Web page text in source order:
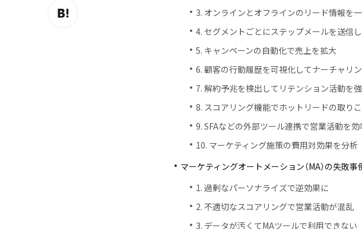
3. オンラインとオフラインのリード情報を
4. セグメントごとにステップメールを送信
5. キャンペーンの自動化で売上を拡大
6. 顧客の行動履歴を可視化してナーチャリ
7. 解約予兆を検出してリテンション活動を
8. スコアリング機能でホットリードの取り
9. SFAなどの外部ツール連携で営業活動を
10. マーケティング施策の費用対効果を分析
マーケティングオートメーション（MA）の失敗事
1. 過剰なパーソナライズで逆効果に
2. 不適切なスコアリングで営業活動が混乱
3. データが汚くてMAツールで利用できない